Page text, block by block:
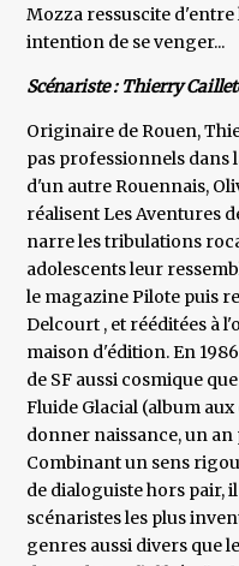
Mozza ressuscite
intention de se venger...
Scénariste : Thierry
Originaire de Rouen,
pas professionnels dans
d'un autre Rouennais,
réalisent Les Aventures
narre les tribulations
adolescents leur
le magazine Pilote puis
Delcourt , et rééditées à
maison d'édition. En
de SF aussi cosmique
Fluide Glacial (album
donner naissance, un an
Combinant un sens
de dialoguiste hors pair,
scénaristes les plus
genres aussi divers que